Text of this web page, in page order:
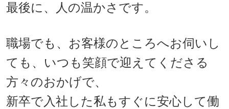
最後に、人の温かさです。
職場でも、お客様のところへお伺いし
ても、いつも笑顔で迎えてくださる
方々のおかげで、
新卒で入社した私もすぐに安心して働